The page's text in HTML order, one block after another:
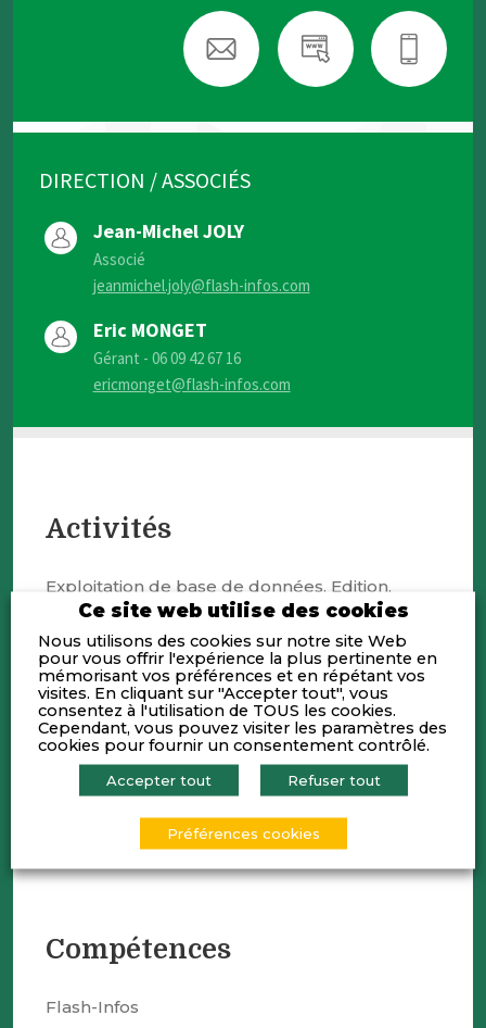
DIRECTION / ASSOCIÉS
Jean-Michel JOLY
Associé
jeanmichel.joly@flash-infos.com
Eric MONGET
Gérant - 06 09 42 67 16
ericmonget@flash-infos.com
Activités
Exploitation de base de données. Edition,
publication, diffusion, d’actualités
économiques en France.
Newsletters économique (7 régions ),
solutions de Vielles commerciales et
stratégiques, surveillance de
portefeuilles …
Une information économique
développement et pilotage de
l’entreprise
Compétences
Flash-Infos
Ce site web utilise des cookies
Nous utilisons des cookies sur notre site Web
pour vous offrir l'expérience la plus pertinente en
mémorisant vos préférences et en répétant vos
visites. En cliquant sur "Accepter tout", vous
consentez à l'utilisation de TOUS les cookies.
Cependant, vous pouvez visiter les paramètres des
cookies pour fournir un consentement contrôlé.
Accepter tout Refuser tout
Préférences cookies